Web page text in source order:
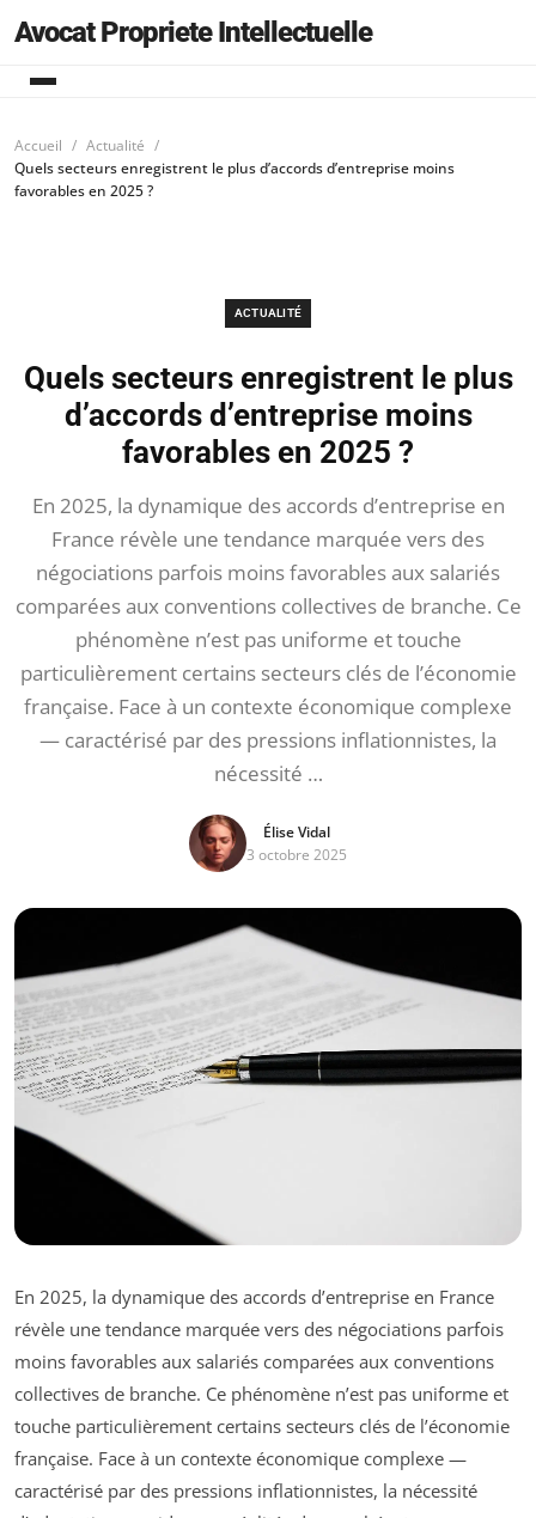
Avocat Propriete Intellectuelle
Accueil
Actualité
Quels secteurs enregistrent le plus d’accords d’entreprise moins
favorables en 2025 ?
ACTUALITÉ
Quels secteurs enregistrent le plus
d’accords d’entreprise moins
favorables en 2025 ?
En 2025, la dynamique des accords d’entreprise en
France révèle une tendance marquée vers des
négociations parfois moins favorables aux salariés
comparées aux conventions collectives de branche. Ce
phénomène n’est pas uniforme et touche
particulièrement certains secteurs clés de l’économie
française. Face à un contexte économique complexe
— caractérisé par des pressions inflationnistes, la
nécessité …
Élise Vidal
3 octobre 2025
En 2025, la dynamique des accords d’entreprise en France
révèle une tendance marquée vers des négociations parfois
moins favorables aux salariés comparées aux conventions
collectives de branche. Ce phénomène n’est pas uniforme et
touche particulièrement certains secteurs clés de l’économie
française. Face à un contexte économique complexe —
caractérisé par des pressions inflationnistes, la nécessité